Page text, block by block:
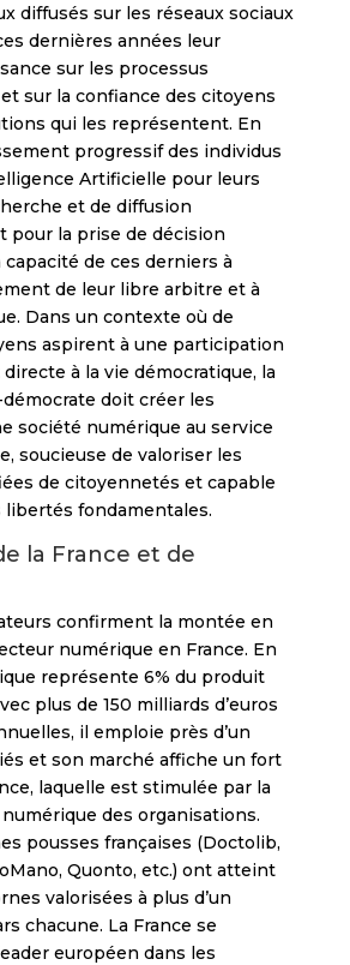
diffusés sur les réseaux sociaux
dernières années leur
sur les processus
sur la confiance des citoyens
qui les représentent. En
progressif des individus
Artificielle pour leurs
et de diffusion
pour la prise de décision
de ces derniers à
de leur libre arbitre et à
Dans un contexte où de
aspirent à une participation
à la vie démocratique, la
doit créer les
société numérique au service
soucieuse de valoriser les
de citoyennetés et capable
fondamentales.
la France et de
confirment la montée en
numérique en France. En
représente 6% du produit
plus de 150 milliards d’euros
il emploie près d’un
et son marché affiche un fort
laquelle est stimulée par la
des organisations.
pousses françaises (Doctolib,
Quonto, etc.) ont atteint
valorisées à plus d’un
chacune. La France se
européen dans les